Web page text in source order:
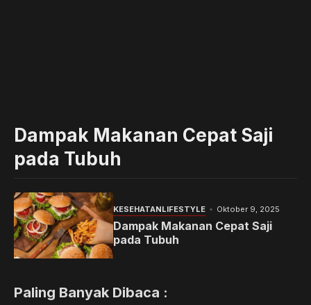
Dampak Makanan Cepat Saji
pada Tubuh
KESEHATANLIFESTYLE Oktober 9, 2025
Dampak Makanan Cepat Saji
pada Tubuh
Paling Banyak Dibaca :